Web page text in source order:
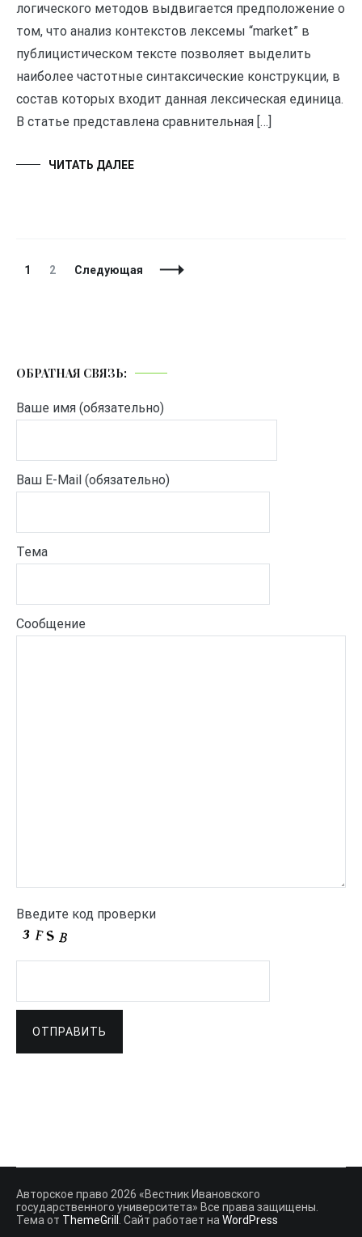
логического методов выдвигается предположение о
том, что анализ контекстов лексемы “market” в
публицистическом тексте позволяет выделить
наиболее частотные синтаксические конструкции, в
состав которых входит данная лексическая единица.
В статье представлена сравнительная […]
ЧИТАТЬ ДАЛЕЕ
Навигация
Страница
1 Страница
2 Следующая
ОБРАТНАЯ СВЯЗЬ:
Ваше имя (обязательно)
Ваш E-Mail (обязательно)
Тема
Сообщение
Введите код проверки
Авторское право 2026 «Вестник Ивановского
государственного университета» Все права защищены.
Тема от ThemeGrill . Сайт работает на WordPress